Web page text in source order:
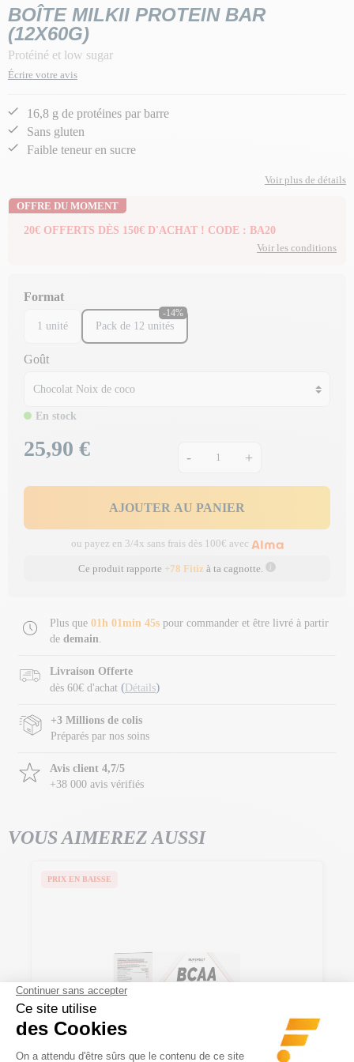
BOÎTE MILKII PROTEIN BAR
(12X60G)
Protéiné et low sugar
Écrire votre avis
16,8 g de protéines par barre
Sans gluten
Faible teneur en sucre
Voir plus de détails
OFFRE DU MOMENT
20€ OFFERTS DÈS 150€ D'ACHAT ! CODE : BA20
Voir les conditions
Format
1 unité
-14%
Pack de 12 unités
Goût
En stock
Prix
25,90 € - +
AJOUTER AU PANIER
ou payez en 3/4x sans frais dès 100€ avec
Ce produit rapporte +78 Fitiz à ta cagnotte.
Plus que 01h 01min 44s pour commander et être livré à partir
de demain.
Livraison Offerte
dès 60€ d'achat ( Détails)
+3 Millions de colis
Préparés par nos soins
Avis client 4,7/5
+38 000 avis vérifiés
VOUS AIMEREZ AUSSI
PRIX EN BAISSE
Bcaa Xtreme (252 Caps)